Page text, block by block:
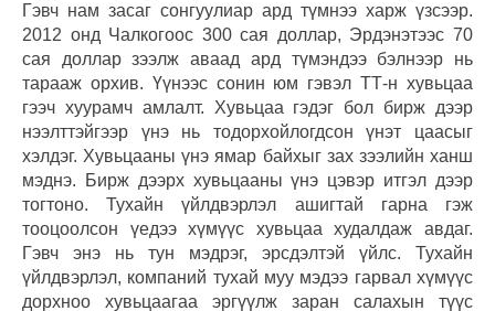
Гэвч нам засаг сонгуулиар ард түмнээ харж үзсээр.
2012 онд Чалкогоос 300 сая доллар, Эрдэнэтээс 70
сая доллар зээлж аваад ард түмэндээ бэлнээр нь
тарааж орхив. Үүнээс сонин юм гэвэл ТТ-н хувьцаа
гээч хуурамч амлалт. Хувьцаа гэдэг бол бирж дээр
нээлттэйгээр үнэ нь тодорхойлогдсон үнэт цаасыг
хэлдэг. Хувьцааны үнэ ямар байхыг зах зээлийн ханш
мэднэ. Бирж дээрх хувьцааны үнэ цэвэр итгэл дээр
тогтоно. Тухайн үйлдвэрлэл ашигтай гарна гэж
тооцоолсон үедээ хүмүүс хувьцаа худалдаж авдаг.
Гэвч энэ нь тун мэдрэг, эрсдэлтэй үйлс. Тухайн
үйлдвэрлэл, компаний тухай муу мэдээ гарвал хүмүүс
дорхноо хувьцаагаа эргүүлж заран салахын түүс